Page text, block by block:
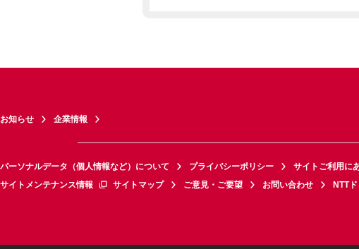
お知らせ 企業情報
パーソナルデータ（個人情報など）について プライバシーポリシー サイトご利用に
サイトメンテナンス情報
サイトマップ ご意見・ご要望 お問い合わせ NTT